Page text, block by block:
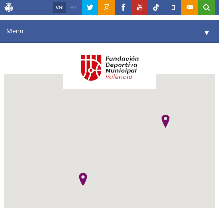
val es
Menú ▼
Agenda